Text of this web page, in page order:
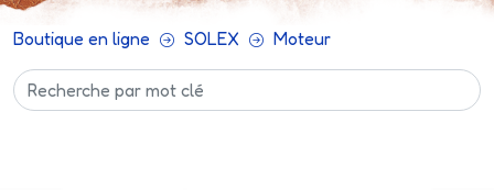
Boutique en ligne SOLEX Moteur